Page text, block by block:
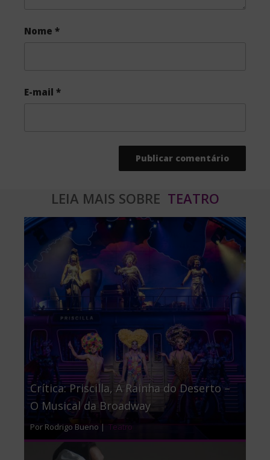
Nome *
E-mail *
LEIA MAIS SOBRE TEATRO
Crítica: Priscilla, A Rainha do Deserto –
O Musical da Broadway
Por Rodrigo Bueno | Teatro